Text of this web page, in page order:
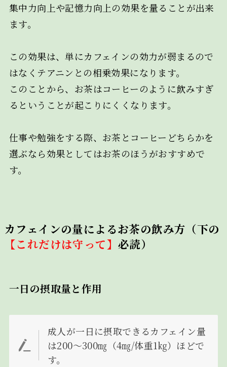
集中力向上や記憶力向上の効果を量ることが出来
ます。
この効果は、単にカフェインの効力が弱まるので
はなくテアニンとの相乗効果になります。
このことから、お茶はコーヒーのように飲みすぎ
るということが起こりにくくなります。
仕事や勉強をする際、お茶とコーヒーどちらかを
選ぶなら効果としてはお茶のほうがおすすめで
す。
カフェインの量によるお茶の飲み方（下の
【これだけは守って】 必読）
一日の摂取量と作用
成人が一日に摂取できるカフェイン量
は200～300㎎（4㎎/体重1㎏）ほどで
す。